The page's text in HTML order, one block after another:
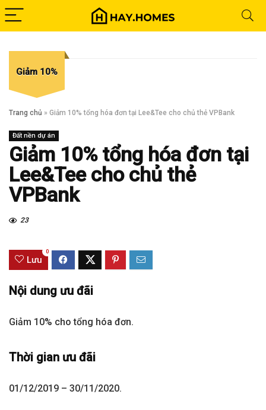
Giảm 10%
Trang chủ » Giảm 10% tổng hóa đơn tại Lee&Tee cho chủ thẻ VPBank
Đất nền dự án
Giảm 10% tổng hóa đơn tại
Lee&Tee cho chủ thẻ
VPBank
23
Lưu
0
Nội dung ưu đãi
Giảm 10% cho tổng hóa đơn.
Thời gian ưu đãi
01/12/2019 – 30/11/2020.